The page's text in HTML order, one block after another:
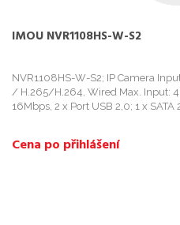
IMOU NVR1108HS-W-S2
NVR1108HS-W-S2; IP Camera
/ H.265/H.264, Wired Max. Input:
16Mbps, 2 x Port USB 2,0; 1 x
Cena po přihlášení